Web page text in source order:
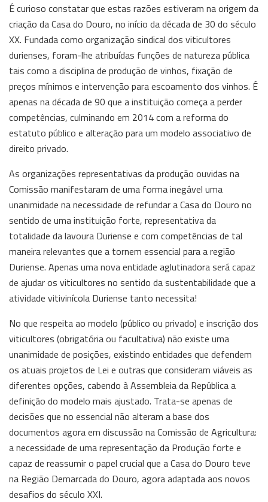
É curioso constatar que estas razões estiveram na origem da
criação da Casa do Douro, no início da década de 30 do século
XX. Fundada como organização sindical dos viticultores
durienses, foram-lhe atribuídas funções de natureza pública
tais como a disciplina de produção de vinhos, fixação de
preços mínimos e intervenção para escoamento dos vinhos. É
apenas na década de 90 que a instituição começa a perder
competências, culminando em 2014 com a reforma do
estatuto público e alteração para um modelo associativo de
direito privado.
As organizações representativas da produção ouvidas na
Comissão manifestaram de uma forma inegável uma
unanimidade na necessidade de refundar a Casa do Douro no
sentido de uma instituição forte, representativa da
totalidade da lavoura Duriense e com competências de tal
maneira relevantes que a tornem essencial para a região
Duriense. Apenas uma nova entidade aglutinadora será capaz
de ajudar os viticultores no sentido da sustentabilidade que a
atividade vitivinícola Duriense tanto necessita!
No que respeita ao modelo (público ou privado) e inscrição dos
viticultores (obrigatória ou facultativa) não existe uma
unanimidade de posições, existindo entidades que defendem
os atuais projetos de Lei e outras que consideram viáveis as
diferentes opções, cabendo à Assembleia da República a
definição do modelo mais ajustado. Trata-se apenas de
decisões que no essencial não alteram a base dos
documentos agora em discussão na Comissão de Agricultura:
a necessidade de uma representação da Produção forte e
capaz de reassumir o papel crucial que a Casa do Douro teve
na Região Demarcada do Douro, agora adaptada aos novos
desafios do século XXI.